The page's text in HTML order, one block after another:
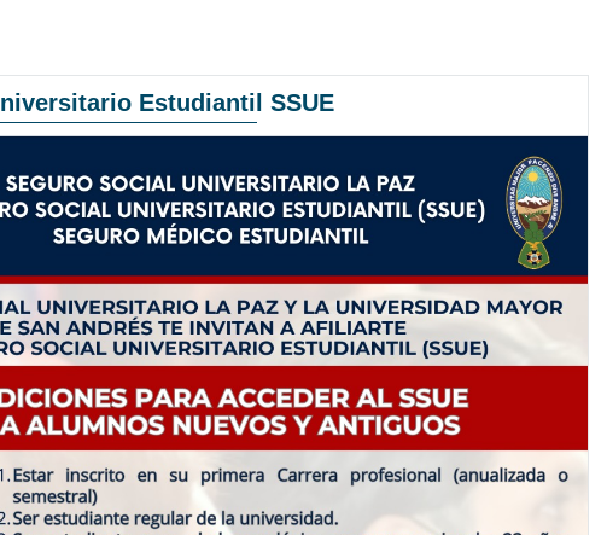
Estudiantil SSUE